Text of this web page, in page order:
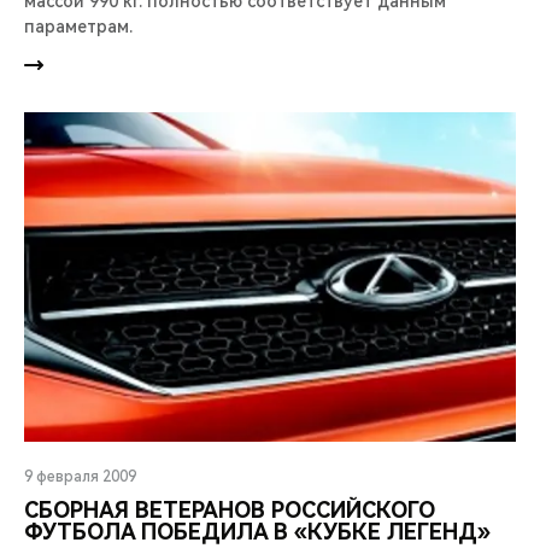
параметрам.
9 февраля 2009
СБОРНАЯ ВЕТЕРАНОВ РОССИЙСКОГО
ФУТБОЛА ПОБЕДИЛА В «КУБКЕ ЛЕГЕНД»